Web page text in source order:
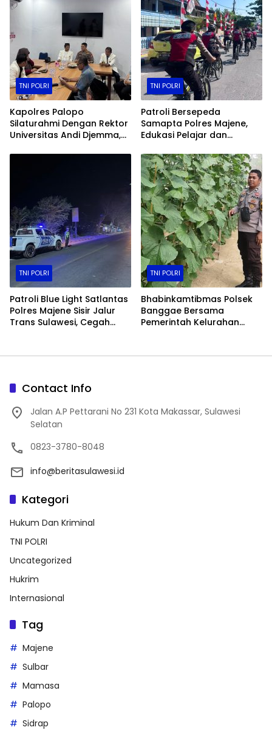
TNI POLRI
Kapolres Palopo
Silaturahmi Dengan Rektor
Universitas Andi Djemma,
Perguruan Tinggi
TNI POLRI
Patroli Bersepeda
Samapta Polres Majene,
Edukasi Pelajar dan
Kepada Warga
TNI POLRI
Patroli Blue Light Satlantas
Polres Majene Sisir Jalur
Trans Sulawesi, Cegah
TNI POLRI
Bhabinkamtibmas Polsek
Banggae Bersama
Pemerintah Kelurahan
Ketahanan Pangan di
Contact Info
Jalan A.P Pettarani No 231 Kota Makassar, Sulawesi
Selatan
0823-3780-8048
info@beritasulawesi.id
Kategori
Hukum Dan Kriminal
TNI POLRI
Uncategorized
Hukrim
Internasional
Tag
Majene
Sulbar
Mamasa
Palopo
Sidrap